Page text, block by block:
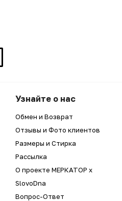
Узнайте о нас
Обмен и Возврат
Отзывы и Фото клиентов
Размеры и Стирка
Рассылка
О проекте МЕРКАТОР x
SlovoDna
Вопрос-Ответ